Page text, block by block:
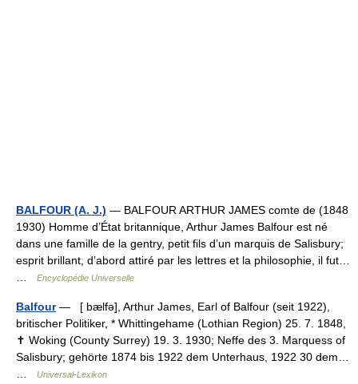
BALFOUR (A. J.) — BALFOUR ARTHUR JAMES comte de (1848
1930) Homme d’État britannique, Arthur James Balfour est né
dans une famille de la gentry, petit fils d’un marquis de Salisbury;
esprit brillant, d’abord attiré par les lettres et la philosophie, il fut…
Encyclopédie Universelle
Balfour— [ bælfə], Arthur James, Earl of Balfour (seit 1922),
britischer Politiker, * Whittingehame (Lothian Region) 25. 7. 1848,
✝ Woking (County Surrey) 19. 3. 1930; Neffe des 3. Marquess of
Salisbury; gehörte 1874 bis 1922 dem Unterhaus, 1922 30 dem…
Universal-Lexikon